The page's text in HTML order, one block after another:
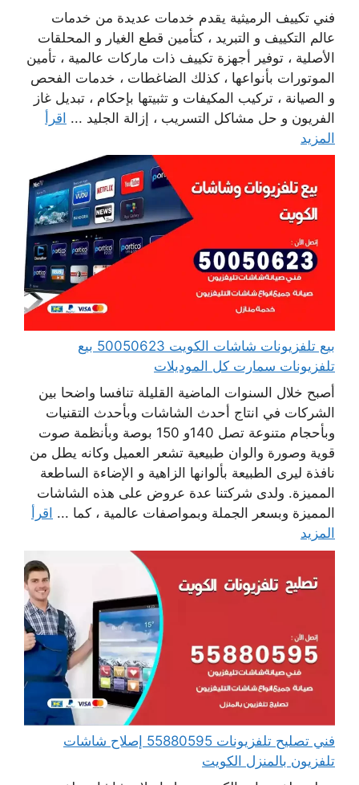
فني تكييف الرميثية يقدم خدمات عديدة من خدمات
عالم التكييف و التبريد ، كتأمين قطع الغيار و المحلقات
الأصلية ، توفير أجهزة تكييف ذات ماركات عالمية ، تأمين
الموتورات بأنواعها ، كذلك الضاغطات ، خدمات الفحص
و الصيانة ، تركيب المكيفات و تثبيتها بإحكام ، تبديل غاز
الفريون و حل مشاكل التسريب ، إزالة الجليد ... اقرأ
المزيد
بيع تلفزيونات شاشات الكويت 50050623 بيع
تلفزيونات سمارت كل الموديلات
أصبح خلال السنوات الماضية القليلة تنافسا واضحا بين
الشركات في انتاج أحدث الشاشات وبأحدث التقنيات
وبأحجام متنوعة تصل 140و 150 بوصة وبأنظمة صوت
قوية وصورة والوان طبيعية تشعر العميل وكانه يطل من
نافذة ليرى الطبيعة بألوانها الزاهية و الإضاءة الساطعة
المميزة. ولدى شركتنا عدة عروض على هذه الشاشات
المميزة وبسعر الجملة وبمواصفات عالمية ، كما ... اقرأ
المزيد
فني تصليح تلفزيونات 55880595 إصلاح شاشات
تلفزيون بالمنزل الكويت